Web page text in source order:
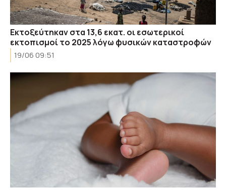
Εκτοξεύτηκαν στα 13,6 εκατ. οι εσωτερικοί
εκτοπισμοί το 2025 λόγω φυσικών καταστροφών
19/06 09:51